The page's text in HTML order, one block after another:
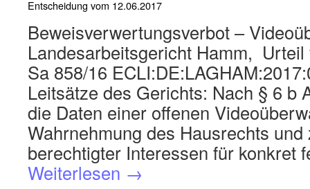
Entscheidung vom 12.06.2017
Beweisverwertungsverbot –
Landesarbeitsgericht Hamm,
Sa 858/16
Leitsätze des Gerichts: Nach § 6 b
die Daten einer offenen
Wahrnehmung des Hausrechts
berechtigter Interessen für konkret
Weiterlesen →